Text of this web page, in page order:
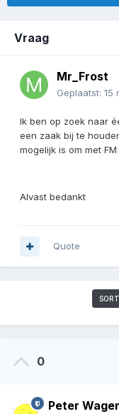
Vraag
Mr_Frost
Geplaatst: 15
Ik ben op zoek naar
een zaak bij te
mogelijk is om met
Alvast bedankt
Quote
0
Peter